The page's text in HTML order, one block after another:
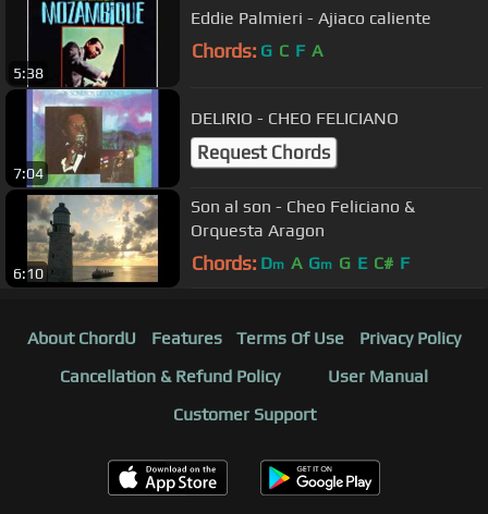
5:38
Eddie Palmieri - Ajiaco caliente
Chords: G C F A
7:04
DELIRIO - CHEO FELICIANO
Request Chords
6:10
Son al son - Cheo Feliciano &
Orquesta Aragon
Chords: Dm A Gm G E C# F
About ChordU Features Terms Of Use
Privacy Policy
Cancellation & Refund Policy
User Manual
Customer Support